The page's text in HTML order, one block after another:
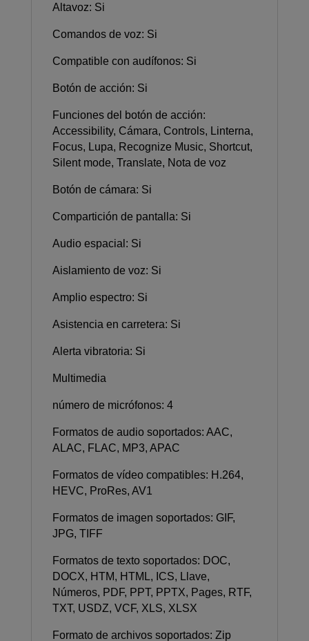
Altavoz: Si
Comandos de voz: Si
Compatible con audífonos: Si
Botón de acción: Si
Funciones del botón de acción:
Accessibility, Cámara, Controls, Linterna,
Focus, Lupa, Recognize Music, Shortcut,
Silent mode, Translate, Nota de voz
Botón de cámara: Si
Compartición de pantalla: Si
Audio espacial: Si
Aislamiento de voz: Si
Amplio espectro: Si
Asistencia en carretera: Si
Alerta vibratoria: Si
Multimedia
número de micrófonos: 4
Formatos de audio soportados: AAC,
ALAC, FLAC, MP3, APAC
Formatos de vídeo compatibles: H.264,
HEVC, ProRes, AV1
Formatos de imagen soportados: GIF,
JPG, TIFF
Formatos de texto soportados: DOC,
DOCX, HTM, HTML, ICS, Llave,
Números, PDF, PPT, PPTX, Pages, RTF,
TXT, USDZ, VCF, XLS, XLSX
Formato de archivos soportados: Zip